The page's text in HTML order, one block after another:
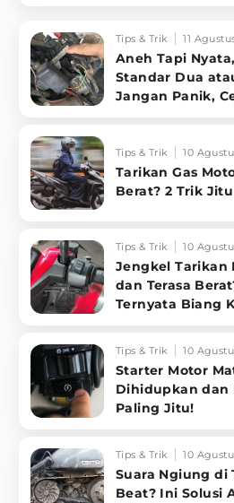
Tips & Trik 11
Aneh Tapi
Standar Dua
Jangan Panik,
Tips & Trik 10
Tarikan Gas
Berat? 2 Trik
Tips & Trik 10
Jengkel Tarikan
dan Terasa
Ternyata Biang
Tips & Trik 10
Starter Motor
Dihidupkan dan
Paling Jitu!
Tips & Trik 10
Suara Ngiung di
Beat? Ini Solusi